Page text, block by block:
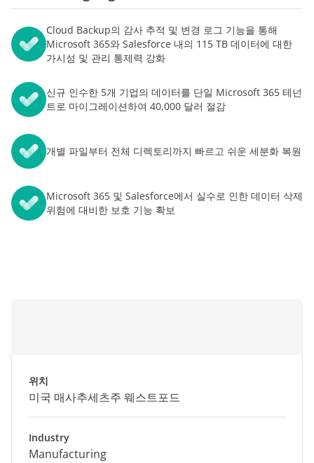
Cloud Backup의 감사 추적 및 변경 로그 기능을 통해
Microsoft 365와 Salesforce 내의 115 TB 데이터에 대한
가시성 및 관리 통제력 강화
신규 인수한 5개 기업의 데이터를 단일 Microsoft 365 테넌
트로 마이그레이션하여 40,000 달러 절감
개별 파일부터 전체 디렉토리까지 빠르고 쉬운 세분화 복원
Microsoft 365 및 Salesforce에서 실수로 인한 데이터 삭제
위험에 대비한 보호 기능 확보
위치
미국 매사추세츠주 웨스트포드
Industry
Manufacturing